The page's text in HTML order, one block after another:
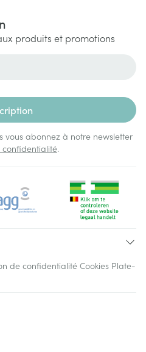
produits et promotions
vous abonnez à notre newsletter
.
de confidentialité Cookies Plate-